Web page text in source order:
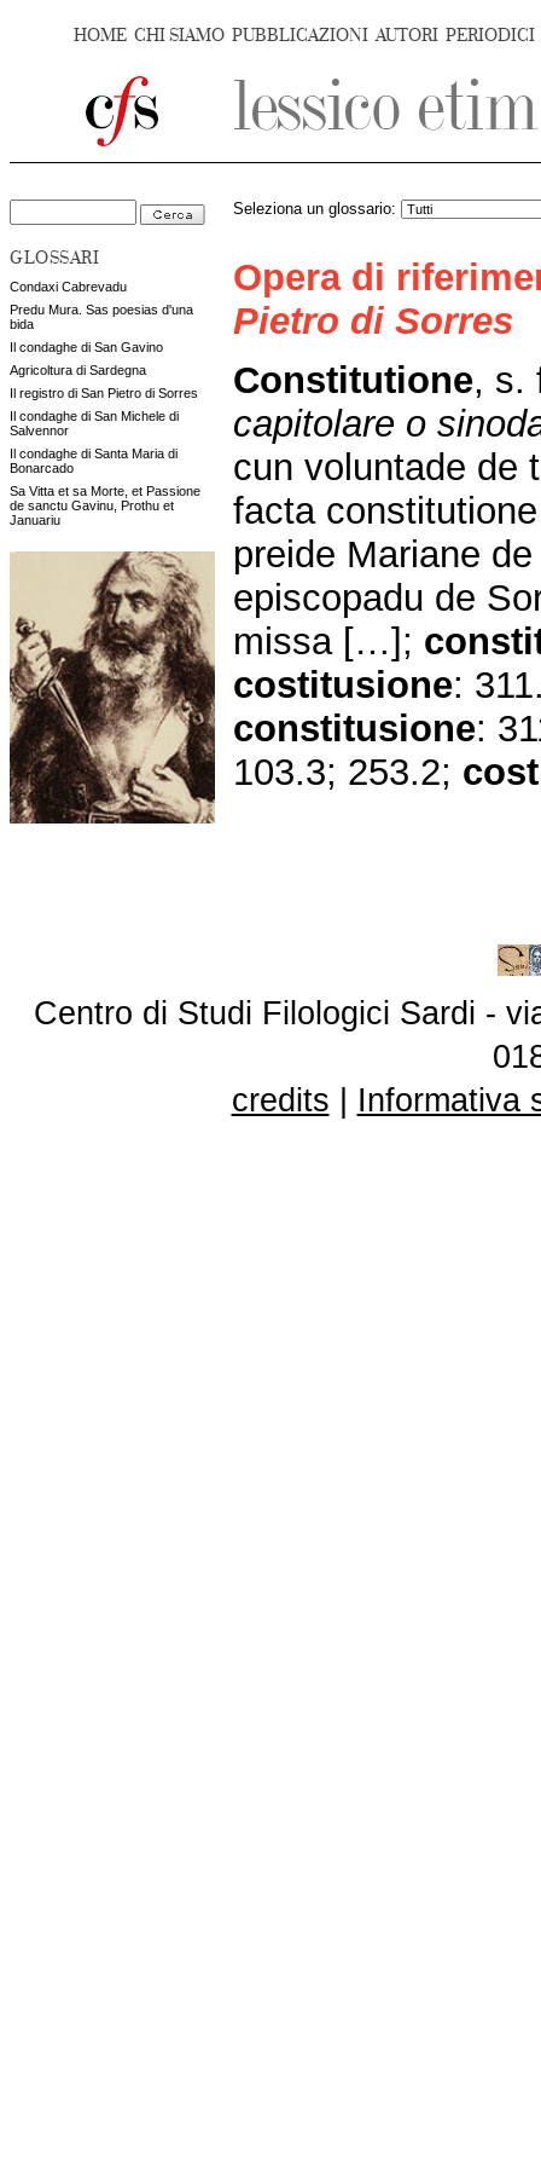
HOME CHI SIAMO PUBBLICAZIONI AUTORI PERIODICI
GLOSSARI
Condaxi Cabrevadu
Predu Mura. Sas poesias d'una
bida
Il condaghe di San Gavino
Agricoltura di Sardegna
Il registro di San Pietro di Sorres
Il condaghe di San Michele di
Salvennor
Il condaghe di Santa Maria di
Bonarcado
Sa Vitta et sa Morte, et Passione
de sanctu Gavinu, Prothu et
Januariu
Seleziona un glossario:
Opera di
Pietro di Sorres
Constitutione, s.
capitolare o
cun voluntade de
facta
preide Mariane
episcopadu de
missa […];
costitusione:
constitusione:
103.3; 253.2;
Centro di Studi Filologici Sardi -
credits
Informativa